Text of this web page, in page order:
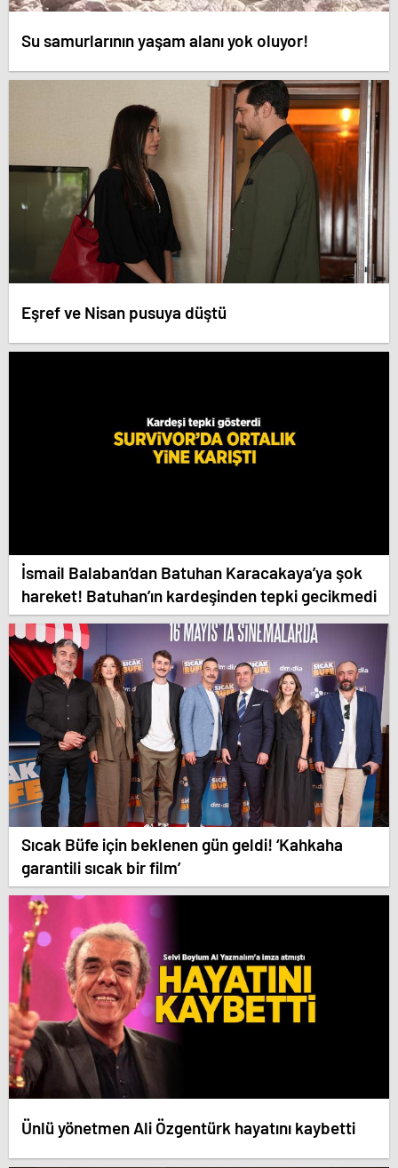
Su samurlarının yaşam alanı yok oluyor!
Eşref ve Nisan pusuya düştü
İsmail Balaban’dan Batuhan Karacakaya’ya şok
hareket! Batuhan’ın kardeşinden tepki gecikmedi
Sıcak Büfe için beklenen gün geldi! ‘Kahkaha
garantili sıcak bir film’
Ünlü yönetmen Ali Özgentürk hayatını kaybetti